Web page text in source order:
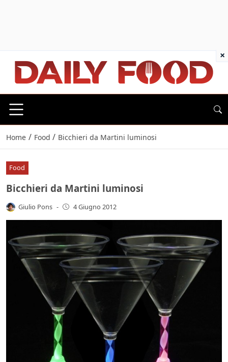
Home / Food / Bicchieri da Martini luminosi
Food
Bicchieri da Martini luminosi
Giulio Pons - 4 Giugno 2012
×